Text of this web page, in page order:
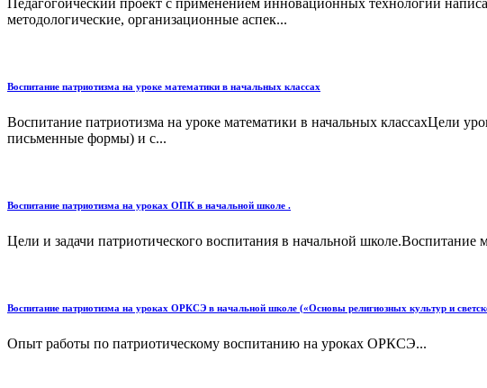
Педагогоический проект с применением инновационных технологий
методологические, организационные аспек...
Воспитание патриотизма на уроке математики в начальных классах
Воспитание патриотизма на уроке математики в начальных классахЦели
письменные формы) и с...
Воспитание патриотизма на уроках ОПК в начальной школе .
Цели и задачи патриотического воспитания в начальной
Воспитание патриотизма на уроках ОРКСЭ в начальной школе («Основы религиозных культур и
Опыт работы по патриотическому воспитанию на уроках ОРКСЭ...